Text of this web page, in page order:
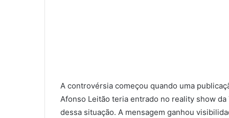
A controvérsia começou quando uma
Afonso Leitão teria entrado no reality show
dessa situação. A mensagem ganhou